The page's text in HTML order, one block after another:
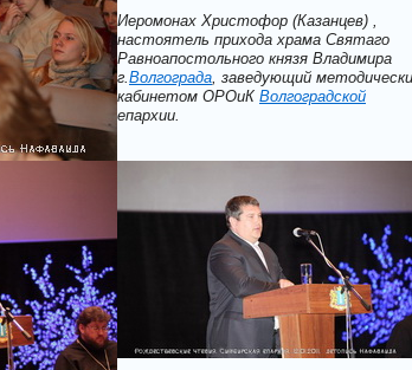
Иеромонах Христофор (Казанцев) ,
настоятель прихода храма Святаго
Равноапостольного князя Владимира
г. Волгограда , заведующий
кабинетом ОРОиК Волгоградской
епархии.